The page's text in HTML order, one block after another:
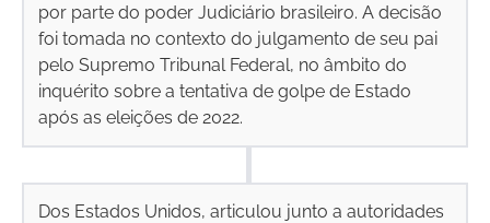
por parte do poder Judiciário brasileiro. A decisão
foi tomada no contexto do julgamento de seu pai
pelo Supremo Tribunal Federal, no âmbito do
inquérito sobre a tentativa de golpe de Estado
após as eleições de 2022.
Dos Estados Unidos, articulou junto a autoridades